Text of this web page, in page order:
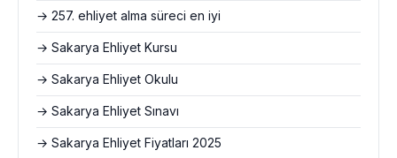
→ 257. ehliyet alma süreci en iyi
→ Sakarya Ehliyet Kursu
→ Sakarya Ehliyet Okulu
→ Sakarya Ehliyet Sınavı
→ Sakarya Ehliyet Fiyatları 2025